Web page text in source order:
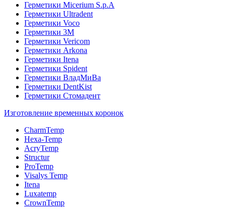
Герметики Micerium S.p.A
Герметики Ultradent
Герметики Voco
Герметики 3M
Герметики Vericom
Герметики Arkona
Герметики Itena
Герметики Spident
Герметики ВладМиВа
Герметики DentKist
Герметики Стомадент
Изготовление временных коронок
CharmTemp
Hexa-Temp
AcryTemp
Structur
ProTemp
Visalys Temp
Itena
Luxatemp
CrownTemp